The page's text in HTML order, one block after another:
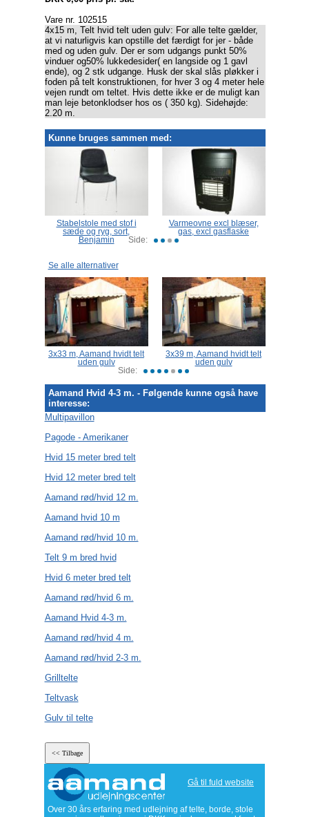
Vare nr. 102515
4x15 m, Telt hvid telt uden gulv: For alle telte gælder,
at vi naturligvis kan opstille det færdigt for jer - både
med og uden gulv. Der er som udgangs punkt 50%
vinduer og50% lukkedesider( en langside og 1 gavl
ende), og 2 stk udgange. Husk der skal slås pløkker i
foden på telt konstruktionen, for hver 3 og 4 meter hele
vejen rundt om teltet. Hvis dette ikke er de muligt kan
man leje betonklodser hos os ( 350 kg). Sidehøjde:
2.20 m.
Kunne bruges sammen med:
Se alle alternativer
Aamand Hvid 4-3 m. - Følgende kunne også have
interesse:
Multipavillon
Pagode - Amerikaner
Hvid 15 meter bred telt
Hvid 12 meter bred telt
Aamand rød/hvid 12 m.
Aamand hvid 10 m
Aamand rød/hvid 10 m.
Telt 9 m bred hvid
Hvid 6 meter bred telt
Aamand rød/hvid 6 m.
Aamand Hvid 4-3 m.
Aamand rød/hvid 4 m.
Aamand rød/hvid 2-3 m.
Grilltelte
Teltvask
Gulv til telte
Gå til fuld website
Over 30 års erfaring med udlejning af telte, borde, stole
3x33 m, Aamand hvidt telt
uden gulv
3x39 m, Aamand hvidt telt
uden gulv
Side:
Stabelstole med stof i
sæde og ryg, sort,
Benjamin
Varmeovne excl blæser,
gas, excl gasflaske
Side: